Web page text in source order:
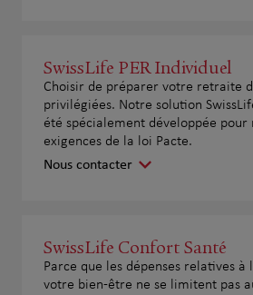
SwissLife PER Individuel
Choisir de préparer votre retraite
privilégiées. Notre solution
été spécialement développée pour
exigences de la loi Pacte.
Nous contacter
SwissLife Confort Santé
Parce que les dépenses relatives
votre bien-être ne se limitent pas